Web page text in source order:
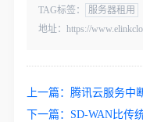
TAG标签：
服务器租用
地址：https://
上一篇： 腾讯云服务中
下一篇： SD-WAN比传